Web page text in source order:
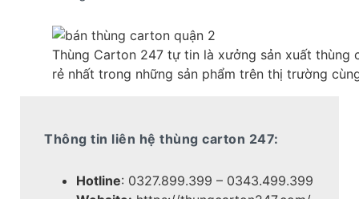
Thùng Carton 247 tự tin là xưởng sản xuất thùng
rẻ nhất trong những sản phẩm trên thị trường
Thông tin liên hệ thùng carton 247:
Hotline: 0327.899.399 – 0343.499.399